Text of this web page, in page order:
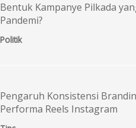
Bentuk Kampanye Pilkada
Pandemi?
Politik
Pengaruh Konsistensi
Performa Reels Instagram